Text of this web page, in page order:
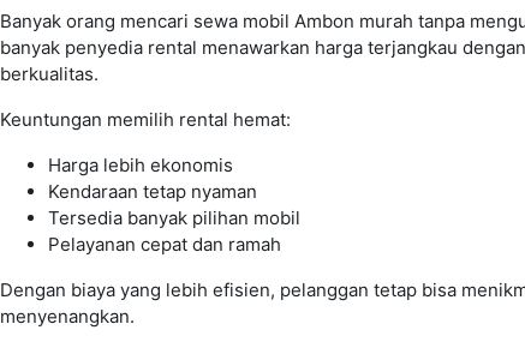
Banyak orang mencari sewa mobil Ambon murah tanpa
banyak penyedia rental menawarkan harga terjangkau
berkualitas.
Keuntungan memilih rental hemat:
Harga lebih ekonomis
Kendaraan tetap nyaman
Tersedia banyak pilihan mobil
Pelayanan cepat dan ramah
Dengan biaya yang lebih efisien, pelanggan tetap bisa
menyenangkan.